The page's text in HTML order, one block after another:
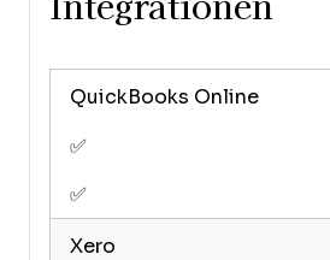
QuickBooks Online
✅
✅
Xero